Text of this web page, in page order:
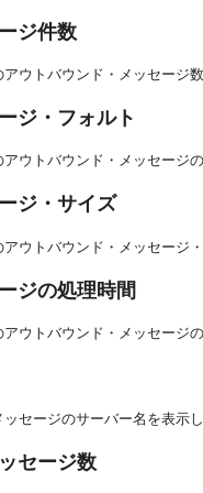
ジ件数
ウトバウンド・メッセージ
ジ・フォルト
ウトバウンド・メッセージ
ジ・サイズ
ウトバウンド・メッセージ
ジの処理時間
ウトバウンド・メッセージ
セージのサーバー名を表示
セージ数